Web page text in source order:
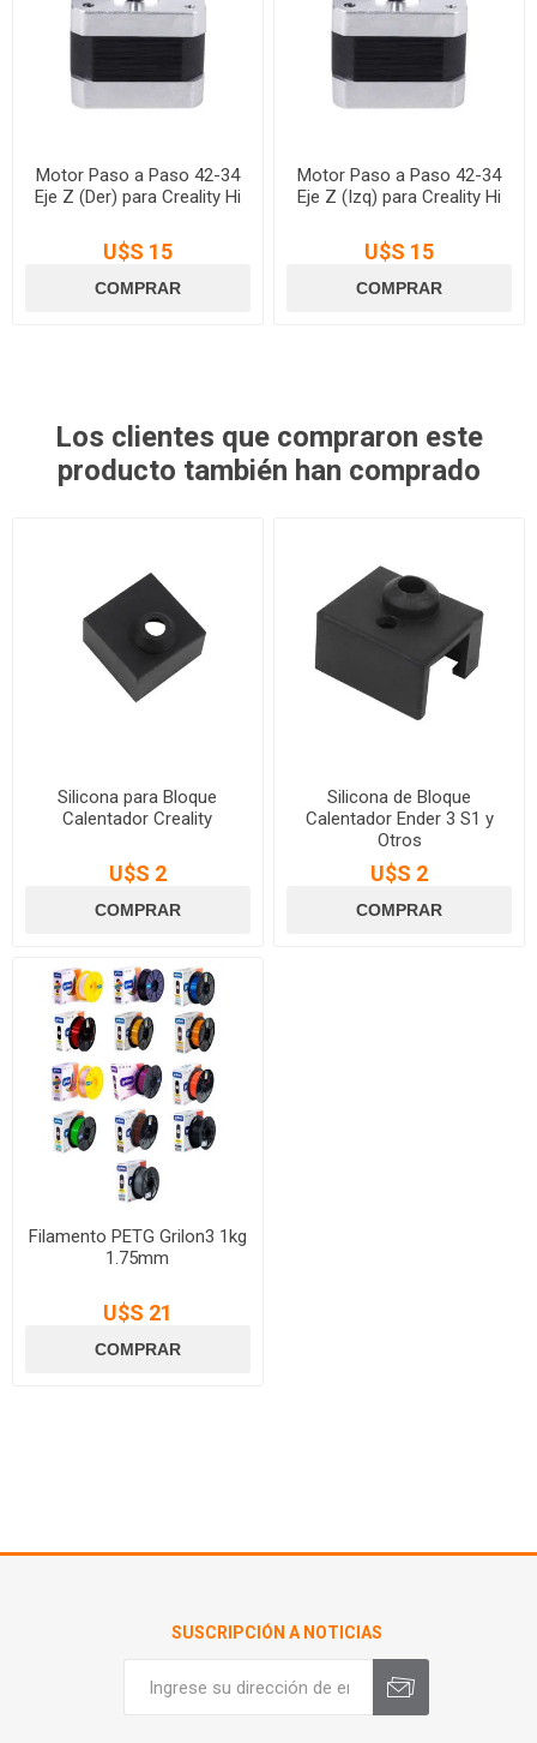
Motor Paso a Paso 42-34
Eje Z (Der) para Creality Hi
U$S 15
Motor Paso a Paso 42-34
Eje Z (Izq) para Creality Hi
U$S 15
Los clientes que compraron este
producto también han comprado
Silicona para Bloque
Calentador Creality
U$S 2
Silicona de Bloque
Calentador Ender 3 S1 y
Otros
U$S 2
Filamento PETG Grilon3 1kg
1.75mm
U$S 21
SUSCRIPCIÓN A NOTICIAS